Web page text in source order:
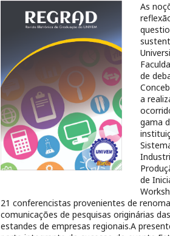
As
de
a
gama
de
21 conferencistas provenientes de
comunicações de pesquisas originárias
estandes de empresas regionais.A